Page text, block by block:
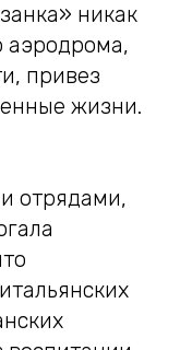
никак
аэродрома,
привез
жизни.
отрядами,